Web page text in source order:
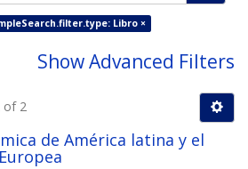
Libro ×
Show Advanced Filters
of 2
de América latina y el